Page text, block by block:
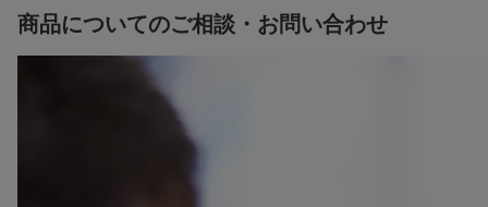
商品についてのご相談・お問い合わせ